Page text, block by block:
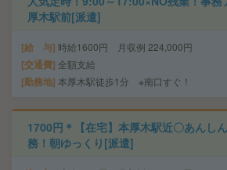
厚木駅前[派遣]
給 与 時給1600円 月収例 224,000円
交通費 全額支給
勤務地 本厚木駅徒歩1分 ※南口すぐ！
1700円＊【在宅】本厚木駅近〇あんし
務！朝ゆっくり[派遣]